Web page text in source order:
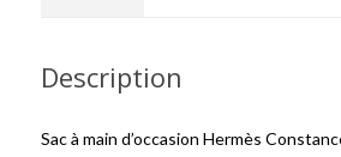
Description
Sac à main d’occasion Hermès